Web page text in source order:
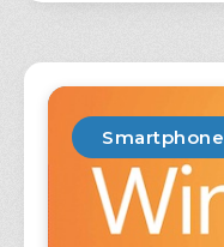
Smartphone